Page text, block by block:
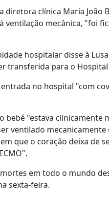
diretora clínica Maria João
ventilação mecânica, "foi
hospitalar disse à
transferida para o Hospital
no hospital "com
bebé "estava
ventilado
que o coração deixa de
em todo o mundo
sexta-feira.